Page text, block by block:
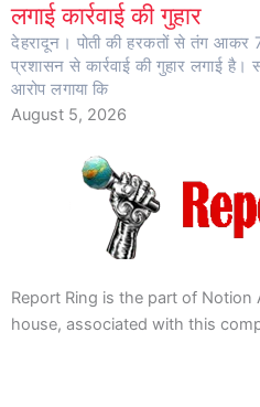
लगाई कार्रवाई की गुहार
देहरादून। पोती की हरकतों से तंग आकर
प्रशासन से कार्रवाई की गुहार लगाई है।
आरोप लगाया कि
August 5, 2026
Report Ring is the part of Notion
house, associated with this